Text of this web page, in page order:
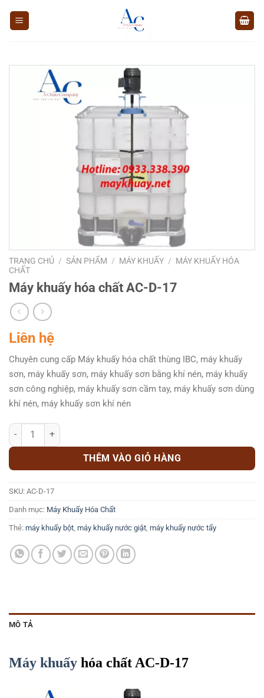
TRANG CHỦ / SẢN PHẨM / MÁY KHUẤY / MÁY KHUẤY HÓA
CHẤT
Máy khuấy hóa chất AC-D-17
Liên hệ
Chuyên cung cấp Máy khuấy hóa chất thùng IBC, máy khuấy
sơn, máy khuấy sơn, máy khuấy sơn bằng khí nén, máy khuấy
sơn công nghiệp, máy khuấy sơn cầm tay, máy khuấy sơn dùng
khí nén, máy khuấy sơn khí nén
Máy khuấy hóa chất AC-D-17 số lượng
THÊM VÀO GIỎ HÀNG
SKU: AC-D-17
Danh mục: Máy Khuấy Hóa Chất
Thẻ: máy khuấy bột, máy khuấy nước giặt, máy khuấy nước tẩy
MÔ TẢ
Máy khuấy hóa chất AC-D-17